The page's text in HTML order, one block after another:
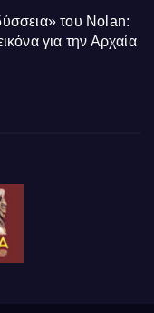
του Nolan:
για την Αρχαία